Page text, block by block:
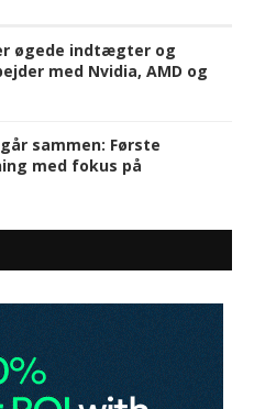
øgede indtægter og
med Nvidia, AMD og
sammen: Første
med fokus på